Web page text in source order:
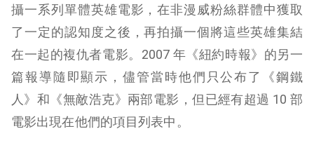
攝一系列單體英雄電影，在非漫威粉絲群體中獲取
了一定的認知度之後，再拍攝一個將這些英雄集結
在一起的複仇者電影。2007 年《紐約時報》的另一
篇報導隨即顯示，儘管當時他們只公布了《鋼鐵
人》和《無敵浩克》兩部電影，但已經有超過 10 部
電影出現在他們的項目列表中。